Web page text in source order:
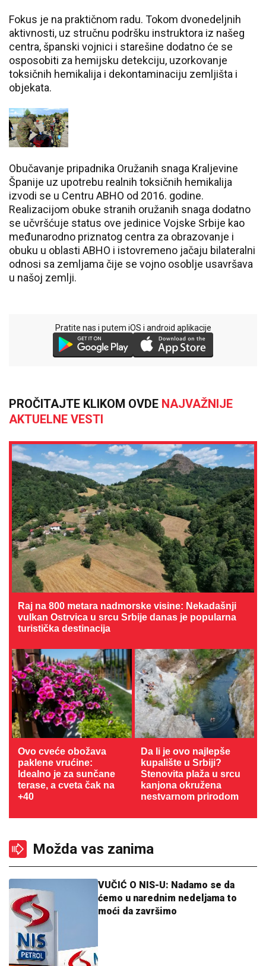
Fokus je na praktičnom radu. Tokom dvonedeljnih
aktivnosti, uz stručnu podršku instruktora iz našeg
centra, španski vojnici i starešine dodatno će se
osposobiti za hemijsku detekciju, uzorkovanje
toksičnih hemikalija i dekontaminaciju zemljišta i
objekata.
Obučavanje pripadnika Oružanih snaga Kraljevine
Španije uz upotrebu realnih toksičnih hemikalija
izvodi se u Centru ABHO od 2016. godine.
Realizacijom obuke stranih oružanih snaga dodatno
se učvršćuje status ove jedinice Vojske Srbije kao
međunarodno priznatog centra za obrazovanje i
obuku u oblasti ABHO i istovremeno jačaju bilateralni
odnosi sa zemljama čije se vojno osoblje usavršava
u našoj zemlji.
Pratite nas i putem iOS i android aplikacije
PROČITAJTE KLIKOM OVDE NAJVAŽNIJE
AKTUELNE VESTI
Raj na 800 metara nadmorske visine: Nekadašnji
vulkan Ostrvica u srcu Srbije danas je popularna
turistička destinacija
Ovo cveće obožava
paklene vrućine:
Idealno je za sunčane
terase, a cveta čak na
+40
Da li je ovo najlepše
kupalište u Srbiji?
Stenovita plaža u srcu
kanjona okružena
nestvarnom prirodom
Možda vas zanima
VUČIĆ O NIS-U: Nadamo se da
ćemo u narednim nedeljama to
moći da završimo